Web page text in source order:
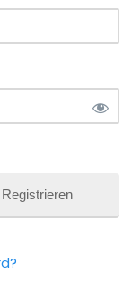
Registrieren